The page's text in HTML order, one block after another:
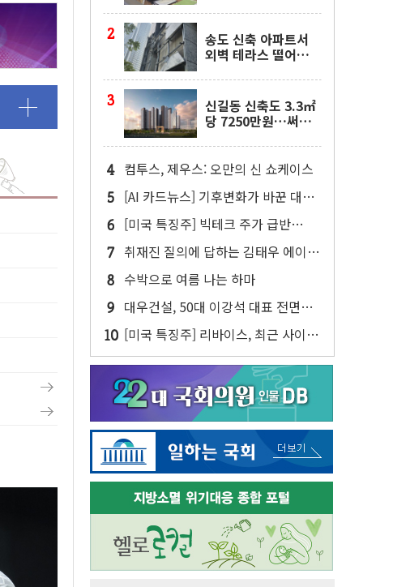
가' 조건
송도 신축 아파트서
외벽 테라스 떨어
"전수 조사"
신길동 신축도 3.3㎡
당 7250만원…써밋
원대
컴투스, 제우스: 오만의 신 쇼케이스
[AI 카드뉴스] 기후변화가 바꾼 대한
민국 여름
[미국 특징주] 빅테크 주가 급반
등...AI 불안 잦아들고 낙관론 되살아
나
취재진 질의에 답하는 김태우 에이버
튼 CD
수박으로 여름 나는 하마
대우건설, 50대 이강석 대표 전면
에...임원·조직 대대적 개편 예고
[미국 특징주] 리바이스, 최근 사이버
공격 물결 속 보안 침해 사실 공개